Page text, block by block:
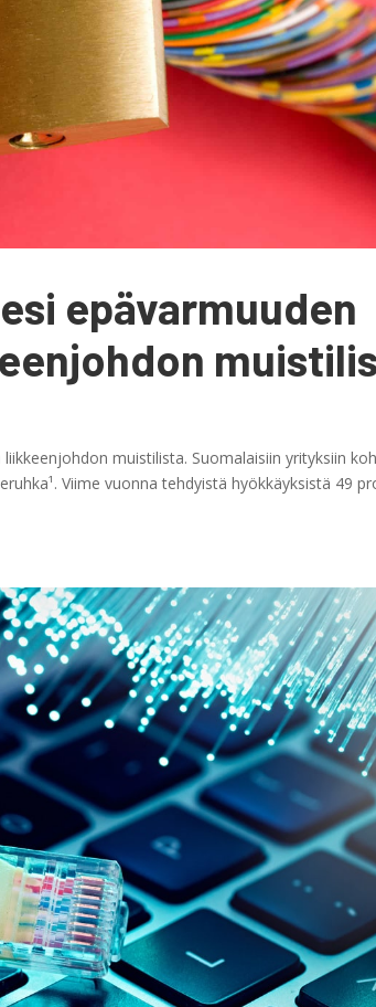
epävarmuuden
muistilista. Suomalaisiin yrityksiin
Viime vuonna tehdyistä hyökkäyksistä 49